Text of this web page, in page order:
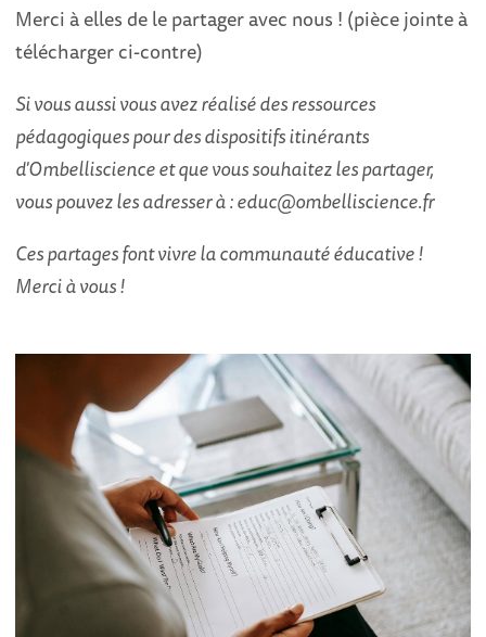
Merci à elles de le partager avec nous ! (pièce jointe à
télécharger ci-contre)
Si vous aussi vous avez réalisé des ressources
pédagogiques pour des dispositifs itinérants
d'Ombelliscience et que vous souhaitez les partager,
vous pouvez les adresser à : educ@ombelliscience.fr
Ces partages font vivre la communauté éducative !
Merci à vous !